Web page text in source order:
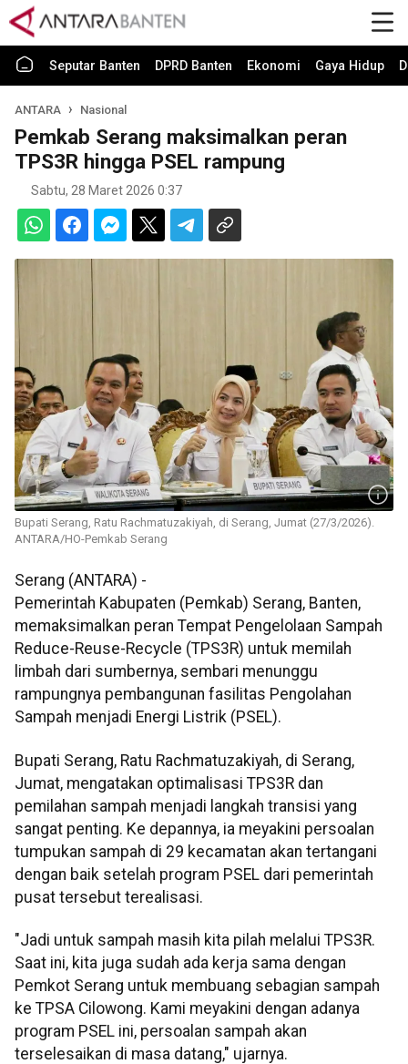
Seputar Banten DPRD Banten Ekonomi Gaya Hidup
ANTARA Nasional
Pemkab Serang maksimalkan peran
TPS3R hingga PSEL rampung
Sabtu, 28 Maret 2026 0:37
Bupati Serang, Ratu Rachmatuzakiyah, di Serang, Jumat (27/3/2026).
ANTARA/HO-Pemkab Serang
Serang (ANTARA) -
Pemerintah Kabupaten (Pemkab) Serang, Banten,
memaksimalkan peran Tempat Pengelolaan Sampah
Reduce-Reuse-Recycle (TPS3R) untuk memilah
limbah dari sumbernya, sembari menunggu
rampungnya pembangunan fasilitas Pengolahan
Sampah menjadi Energi Listrik (PSEL).
Bupati Serang, Ratu Rachmatuzakiyah, di Serang,
Jumat, mengatakan optimalisasi TPS3R dan
pemilahan sampah menjadi langkah transisi yang
sangat penting. Ke depannya, ia meyakini persoalan
tumpukan sampah di 29 kecamatan akan tertangani
dengan baik setelah program PSEL dari pemerintah
pusat tersebut terealisasi.
"Jadi untuk sampah masih kita pilah melalui TPS3R.
Saat ini, kita juga sudah ada kerja sama dengan
Pemkot Serang untuk membuang sebagian sampah
ke TPSA Cilowong. Kami meyakini dengan adanya
program PSEL ini, persoalan sampah akan
terselesaikan di masa datang," ujarnya.